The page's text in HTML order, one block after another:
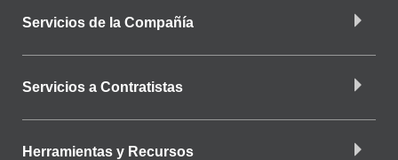
Servicios de la Compañía
Servicios a Contratistas
Herramientas y Recursos